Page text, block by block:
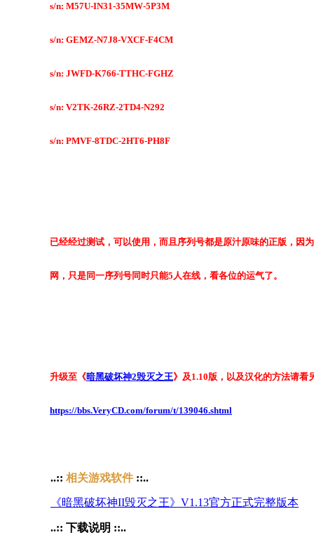
s/n: M57U-IN31-35MW-5P3M
s/n: GEMZ-N7J8-VXCF-F4CM
s/n: JWFD-K766-TTHC-FGHZ
s/n: V2TK-26RZ-2TD4-N292
s/n: PMVF-8TDC-2HT6-PH8F
已经经过测试，可以使用，而且序列号都是原汁原味的正版，因
网，只是同一序列号同时只能5人在线，看各位的运气了。
升级至《暗黑破坏神2毁灭之王》及1.10版，以及汉化的方法请看
https://bbs.VeryCD.com/forum/t/139046.shtml
..:: 相关游戏软件 ::..
《暗黑破坏神II毁灭之王》V1.13官方正式完整版本
..:: 下载说明 ::..